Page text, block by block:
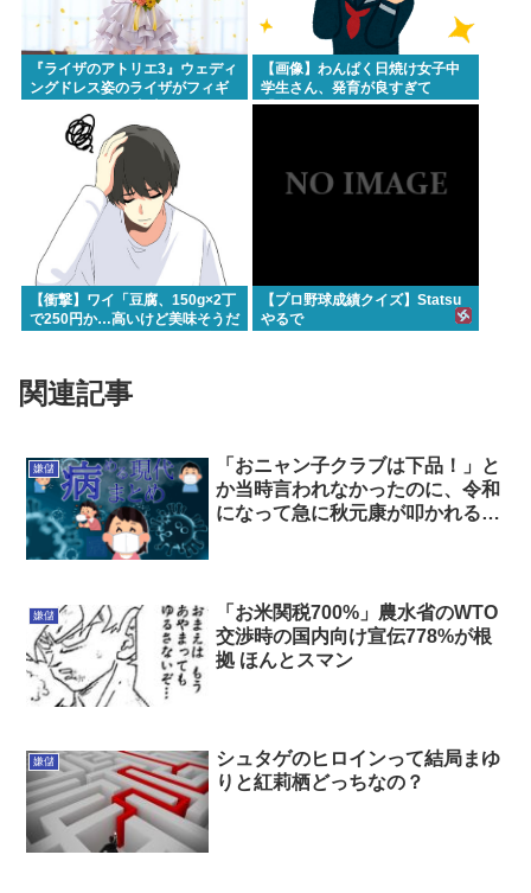
『ライザのアトリエ3』ウェディ
ングドレス姿のライザがフィギ
【画像】わんぱく日焼け女子中
学生さん、発育が良すぎて
「女」になってしまうｗｗｗ
【衝撃】ワイ「豆腐、150g×2丁
で250円か…高いけど美味そうだ
【プロ野球成績クイズ】Statsu
やるで
関連記事
嫌儲
「おニャン子クラブは下品！」と
か当時言われなかったのに、令和
になって急に秋元康が叩かれるの
嫌儲
「お米関税700%」農水省のWTO
交渉時の国内向け宣伝778%が根
拠 ほんとスマン
嫌儲
シュタゲのヒロインって結局まゆ
りと紅莉栖どっちなの？